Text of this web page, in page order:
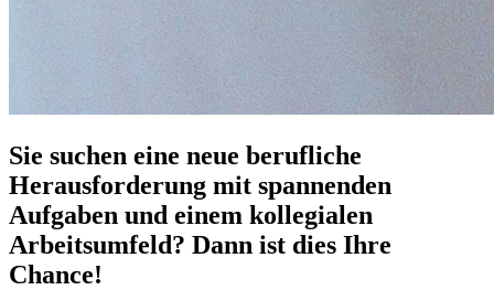
Sie suchen eine neue berufliche
Herausforderung mit spannenden
Aufgaben und einem kollegialen
Arbeitsumfeld? Dann ist dies Ihre
Chance!